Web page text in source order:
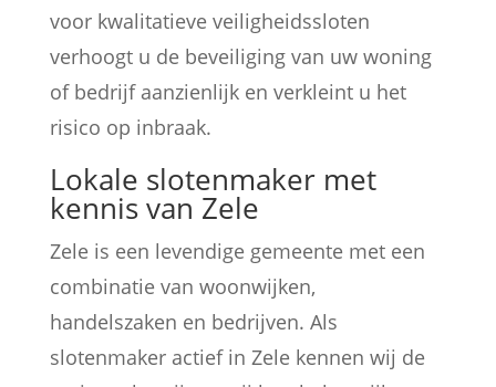
voor kwalitatieve veiligheidssloten
verhoogt u de beveiliging van uw woning
of bedrijf aanzienlijk en verkleint u het
risico op inbraak.
Lokale slotenmaker met
kennis van Zele
Zele is een levendige gemeente met een
combinatie van woonwijken,
handelszaken en bedrijven. Als
slotenmaker actief in Zele kennen wij de